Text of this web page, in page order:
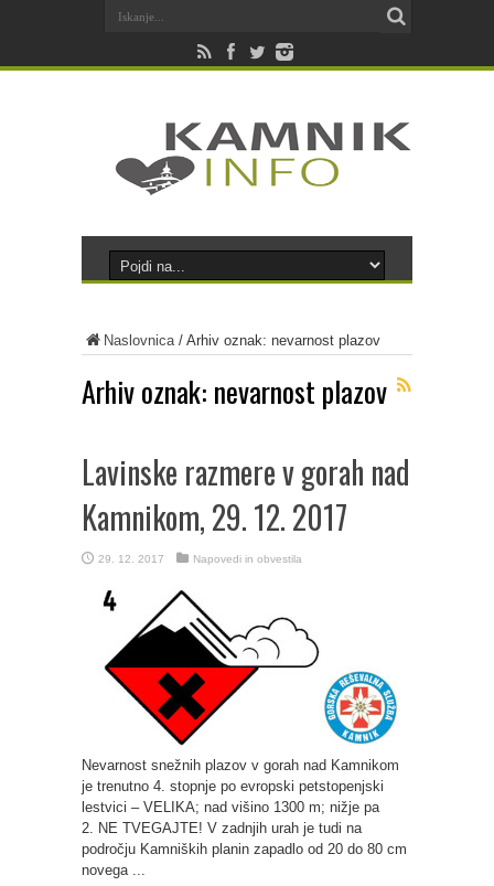
Naslovnica/ Arhiv oznak: nevarnost plazov
Arhiv oznak: nevarnost plazov
Lavinske razmere v gorah nad
Kamnikom, 29. 12. 2017
29. 12. 2017 Napovedi in obvestila
Nevarnost snežnih plazov v gorah nad Kamnikom
je trenutno 4. stopnje po evropski petstopenjski
lestvici – VELIKA; nad višino 1300 m; nižje pa
2. NE TVEGAJTE! V zadnjih urah je tudi na
področju Kamniških planin zapadlo od 20 do 80 cm
novega ...